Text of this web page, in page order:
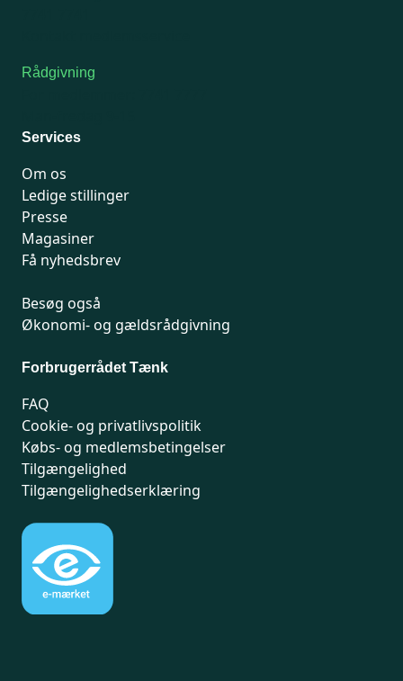
Rådgivning
Services
Om os
Ledige stillinger
Presse
Magasiner
Få nyhedsbrev
Besøg også
Økonomi- og gældsrådgivning
Forbrugerrådet Tænk
FAQ
Cookie- og privatlivspolitik
Købs- og medlemsbetingelser
Tilgængelighed
Tilgængelighedserklæring